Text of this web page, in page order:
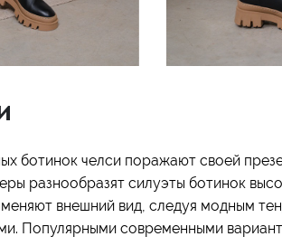
ботинок челси поражают своей
разнообразят силуэты ботинок
внешний вид, следуя модным
Популярными современными